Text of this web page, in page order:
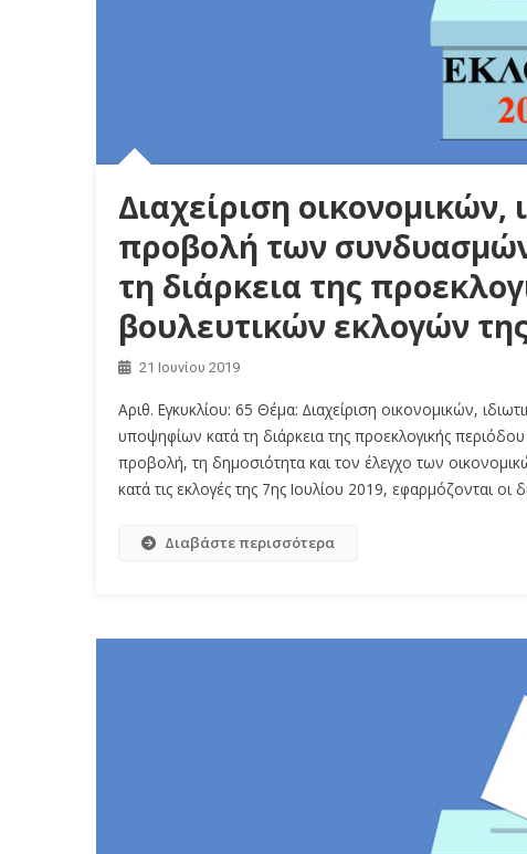
∆ιαχείριση
προβολή των
τη διάρκεια της
βουλευτικών εκλογών
21 Ιουνίου 2019
Αριθ. Εγκυκλίου: 65 Θέμα: ∆ιαχείριση οικονομικών,
υποψηφίων κατά τη διάρκεια της προεκλογικής
προβολή, τη δημοσιότητα και τον έλεγχο των
κατά τις εκλογές της 7ης Ιουλίου 2019, εφαρμόζονται οι
Διαβάστε περισσότερα